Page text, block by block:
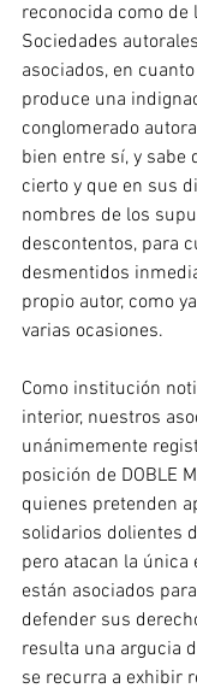
reconocida como de
Sociedades
asociados, en
produce una
conglomerado
bien entre sí, y sabe
cierto y que en sus
nombres de los
descontentos, para
desmentidos
propio autor, como
varias ocasiones.
Como institución
interior, nuestros
unánimemente
posición de DOBLE
quienes pretenden
solidarios dolientes
pero atacan la única
están asociados
defender sus
resulta una argucia
se recurra a exhibir